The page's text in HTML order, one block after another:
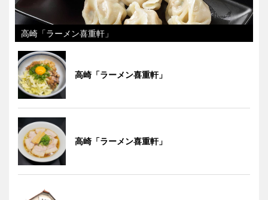
高崎「ラーメン喜重軒」
高崎「ラーメン喜重軒」
高崎「ラーメン喜重軒」